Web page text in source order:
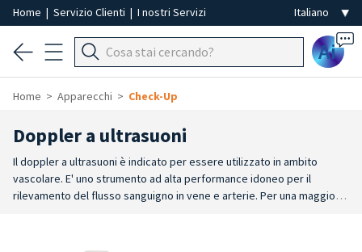
Home | Servizio Clienti | I nostri Servizi
Ai
Home Apparecchi Check-Up
Doppler a ultrasuoni
Il doppler a ultrasuoni è indicato per essere utilizzato in ambito
vascolare. E' uno strumento ad alta performance idoneo per il
rilevamento del flusso sanguigno in vene e arterie. Per una maggiore